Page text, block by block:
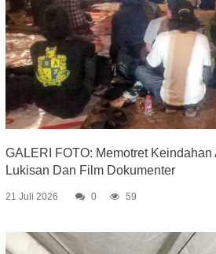
GALERI FOTO: Memotret
Lukisan Dan Film Dokumenter
21 Juli 2026 0 59